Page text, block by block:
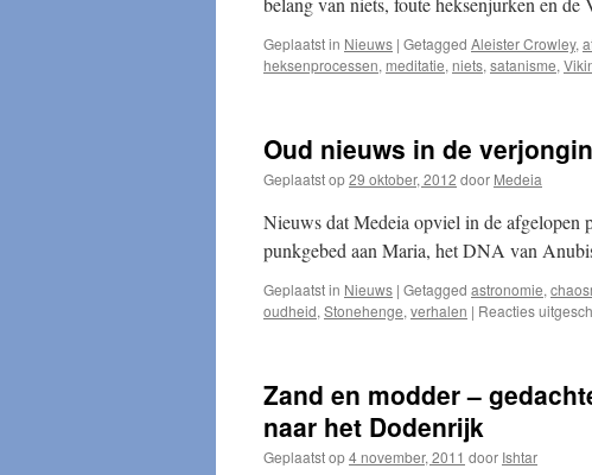
Geplaatst in Nieuws | Getagged Aleister Crowley,
heksenprocessen, meditatie, niets, satanisme,
Oud nieuws in de
Geplaatst op29 oktober, 2012 door Medeia
Nieuws dat Medeia opviel in de afgelopen
punkgebed aan Maria, het DNA van
Geplaatst in Nieuws | Getagged astronomie,
oudheid, Stonehenge, verhalen | Reacties
Zand en modder –
naar het Dodenrijk
Geplaatst op4 november, 2011 door Ishtar